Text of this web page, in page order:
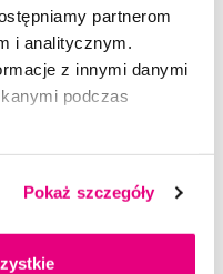
partnerom
i analitycznym.
z innymi danymi
podczas
Pokaż szczegóły